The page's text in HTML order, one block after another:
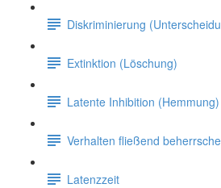
Diskriminierung
Extinktion (Löschung)
Latente Inhibition (Hemmung)
Verhalten fließend
Latenzzeit